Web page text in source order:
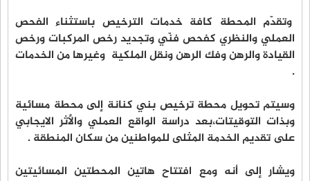
وتقدّم المحطة كافة خدمات الترخيص باستثناء الفحص
العملي والنظري كفحص فنّي وتجديد رخص المركبات ورخص
القيادة والرهن وفك الرهن ونقل الملكية وغيرها من الخدمات
.
وسيتم تحويل محطة ترخيص بني كنانة إلى محطة مسائية
وبذات التوقيتات،بعد دراسة الواقع العملي والأثر الايجابي
على تقديم الخدمة المثلى للمواطنين من سكان المنطقة .
ويشار إلى أنه ومع افتتاح هاتين المحطتين المسائيتين